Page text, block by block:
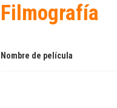
Filmografía
Nombre de película